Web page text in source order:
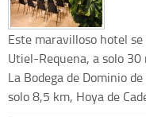
Este maravilloso hotel
Utiel-Requena, a solo
La Bodega de Dominio
solo 8,5 km, Hoya de